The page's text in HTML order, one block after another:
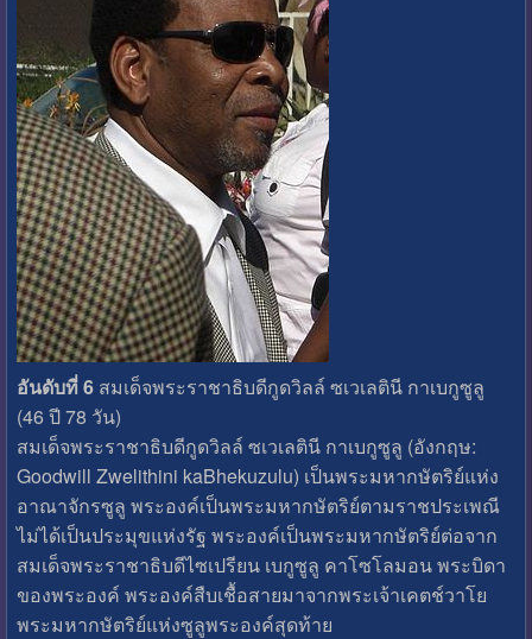
อันดับที่ 6สมเด็จพระราชาธิบดีกูดวิลล์ ซเวเลตินี กาเบกูซูลู
(46 ปี 78 วัน)
สมเด็จพระราชาธิบดีกูดวิลล์ ซเวเลตินี กาเบกูซูลู (อังกฤษ:
Goodwill Zwelithini kaBhekuzulu) เป็นพระมหากษัตริย์แห่ง
อาณาจักรซูลู พระองค์เป็นพระมหากษัตริย์ตามราชประเพณี
ไม่ได้เป็นประมุขแห่งรัฐ พระองค์เป็นพระมหากษัตริย์ต่อจาก
สมเด็จพระราชาธิบดีไซเปรียน เบกูซูลู คาโซโลมอน พระบิดา
ของพระองค์ พระองค์สืบเชื้อสายมาจากพระเจ้าเคตช์วาโย
พระมหากษัตริย์แห่งซูลูพระองค์สุดท้าย